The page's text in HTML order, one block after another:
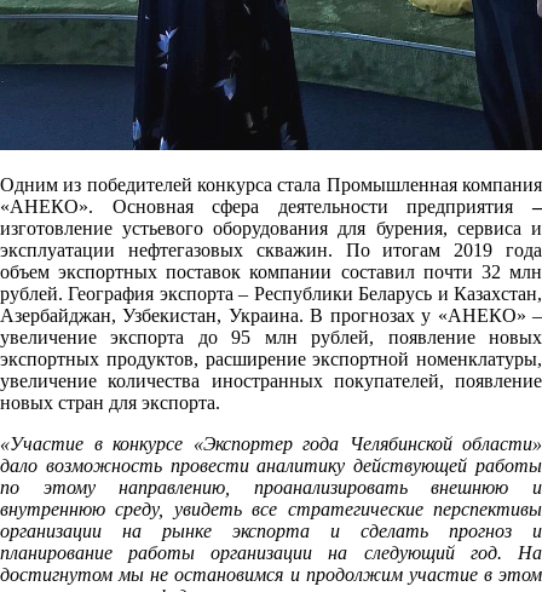
Одним из победителей конкурса стала Промышленная компания
«АНЕКО». Основная сфера деятельности предприятия–
изготовление устьевого оборудования для бурения, сервиса и
эксплуатации нефтегазовых скважин. По итогам 2019 года
объем экспортных поставок компании составил почти 32 млн
рублей. География экспорта – Республики Беларусь и Казахстан,
Азербайджан, Узбекистан, Украина. В прогнозах у «АНЕКО» –
увеличение экспорта до 95 млн рублей, появление новых
экспортных продуктов, расширение экспортной номенклатуры,
увеличение количества иностранных покупателей, появление
новых стран для экспорта.
«Участие в конкурсе «Экспортер года Челябинской области»
дало возможность провести аналитику действующей работы
по этому направлению, проанализировать внешнюю и
внутреннюю среду, увидеть все стратегические перспективы
организации на рынке экспорта и сделать прогноз и
планирование работы организации на следующий год. На
достигнутом мы не остановимся и продолжим участие в этом